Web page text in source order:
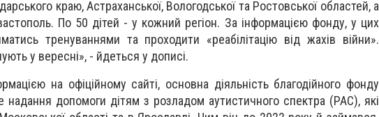
краю, Астраханської, Вологодської та Ростовської областей, а
По 50 дітей - у кожний регіон. За інформацією фонду, у цих
тренуваннями та проходити «реабілітацію від жахів війни».
у вересні», - йдеться у дописі.
на офіційному сайті, основна діяльність благодійного фонду
допомоги дітям з розладом аутистичного спектра (РАС), які